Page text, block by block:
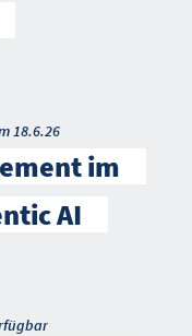
18.6.26
im
AI